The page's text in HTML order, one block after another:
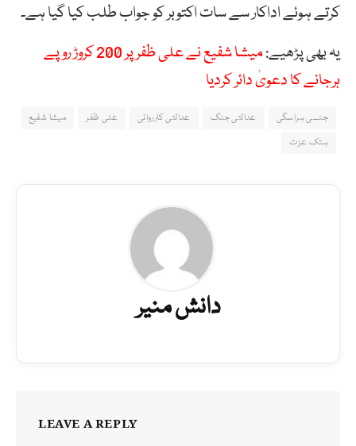
کرتے ہوئے اداکار سے سات اکتوبر کو جواب طلب کیا گیا ہے۔
یہ بھی پڑھیے:
میشا شفیع نے علی ظفر پر 200 کروڑ روپے
ہرجانے کا دعویٰ دائر کردیا
جنسی ہراسگی عدالتی جنگ عدالتی کارروائی علی ظفر
میشا شفیع
ہتک عزت
دانش منیر
LEAVE A REPLY